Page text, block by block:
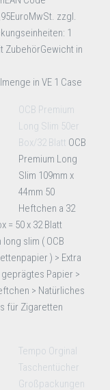
zzgl.
1
ZubehörGewicht in
in VE 1 Case
OCB Premium
Long Slim 50er
Box/32 Blatt OCB
Premium Long
Slim 109mm x
44mm 50
Heftchen a 32
= 50 x 32 Blatt
slim ( OCB
) > Extra
Papier >
> Natürliches
für Zigaretten
Tempo Orginal
Taschentücher
Großpackungen